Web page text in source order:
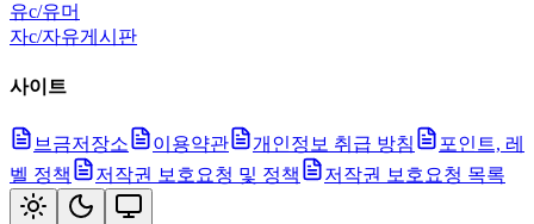
유c/유머
자c/자유게시판
사이트
브금저장소 이용약관 개인정보 취급 방침
포인트, 레
벨 정책
저작권 보호요청 및 정책 저작권 보호요청 목록